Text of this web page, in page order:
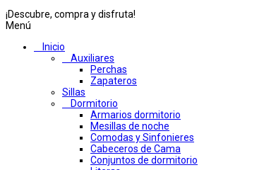
¡Descubre, compra y disfruta!
Menú
Inicio
Auxiliares
Perchas
Zapateros
Sillas
Dormitorio
Armarios dormitorio
Mesillas de noche
Comodas y Sinfonieres
Cabeceros de Cama
Conjuntos de dormitorio